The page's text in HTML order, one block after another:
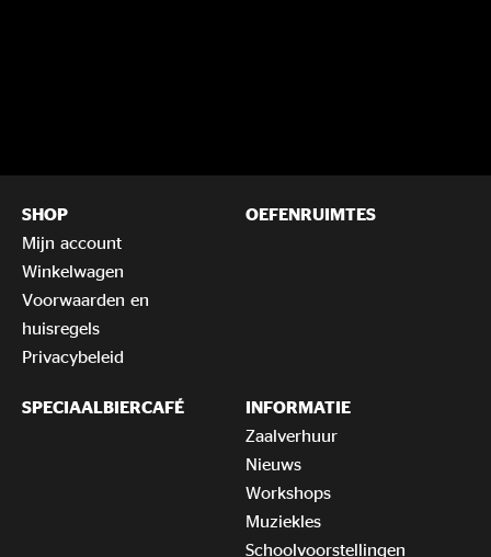
SHOP
Mijn account
Winkelwagen
Voorwaarden en
huisregels
Privacybeleid
OEFENRUIMTES
SPECIAALBIERCAFÉ
INFORMATIE
Zaalverhuur
Nieuws
Workshops
Muziekles
Schoolvoorstellingen